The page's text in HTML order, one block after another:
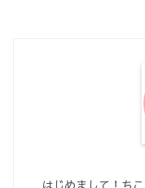
はじめまして！ちこ